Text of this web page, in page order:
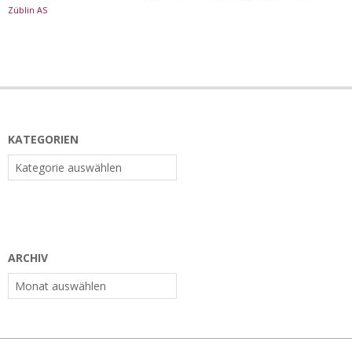
Züblin AS
KATEGORIEN
Kategorien
ARCHIV
Archiv